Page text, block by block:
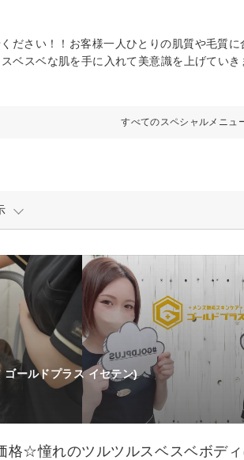
ださい！！お客様一人ひとりの肌質や毛質に
ベスベな肌を手に入れて美意識を上げていき
すべてのスペシャルメニュ
ゴールドプラス イセテン)
格☆憧れのツルツルスベスベボディ